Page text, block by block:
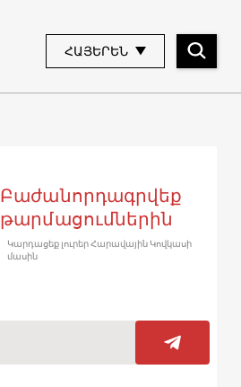
ՀԱՅԵՐԵՆ
Բաժանորդագրվեք
թարմացումներին
Կարդացեք լուրեր Հարավային Կովկասի
մասին